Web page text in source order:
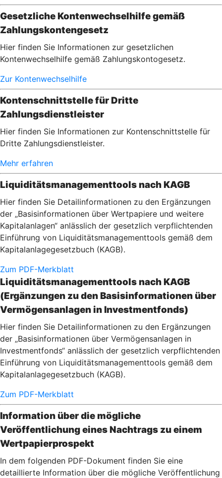
Gesetzliche Kontenwechselhilfe gemäß
Zahlungskontengesetz
Hier finden Sie Informationen zur gesetzlichen
Kontenwechselhilfe gemäß Zahlungskontogesetz.
Zur Kontenwechselhilfe
Kontenschnittstelle für Dritte
Zahlungsdienstleister
Hier finden Sie Informationen zur Kontenschnittstelle für
Dritte Zahlungsdienstleister.
Mehr erfahren
Liquiditätsmanagementtools nach KAGB
Hier finden Sie Detailinformationen zu den Ergänzungen
der „Basisinformationen über Wertpapiere und weitere
Kapitalanlagen“ anlässlich der gesetzlich verpflichtenden
Einführung von Liquiditätsmanagementtools gemäß dem
Kapitalanlagegesetzbuch (KAGB).
Zum PDF-Merkblatt
Liquiditätsmanagementtools nach KAGB
(Ergänzungen zu den Basisinformationen über
Vermögensanlagen in Investmentfonds)
Hier finden Sie Detailinformationen zu den Ergänzungen
der „Basisinformationen über Vermögensanlagen in
Investmentfonds“ anlässlich der gesetzlich verpflichtenden
Einführung von Liquiditätsmanagementtools gemäß dem
Kapitalanlagegesetzbuch (KAGB).
Zum PDF-Merkblatt
Information über die mögliche
Veröffentlichung eines Nachtrags zu einem
Wertpapierprospekt
In dem folgenden PDF-Dokument finden Sie eine
detaillierte Information über die mögliche Veröffentlichung